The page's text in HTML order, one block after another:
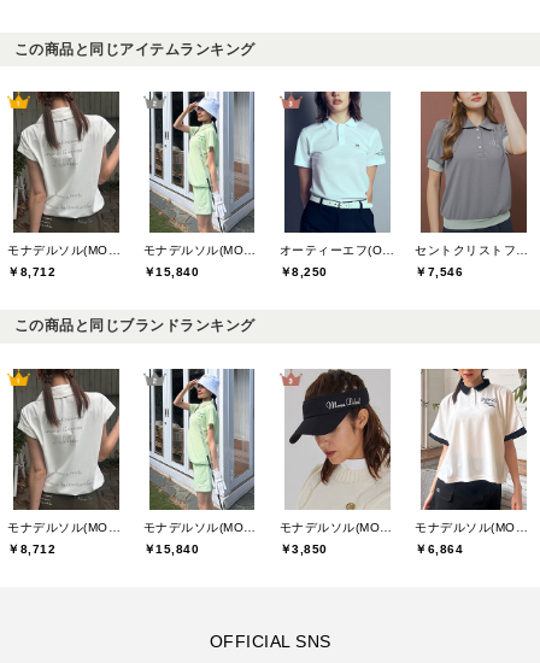
この商品と同じアイテムランキング
￥8,712
￥15,840
￥8,250
￥7,546
この商品と同じブランドランキング
￥8,712
￥15,840
￥3,850
￥6,864
OFFICIAL SNS